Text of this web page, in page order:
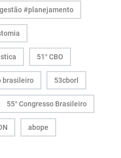
#planejamento
51° CBO
brasileiro 53cborl
55° Congresso Brasileiro
abope